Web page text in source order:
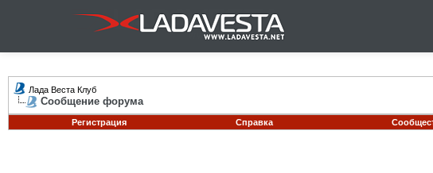
Лада Веста Клуб
Сообщение форума
Регистрация
Справка